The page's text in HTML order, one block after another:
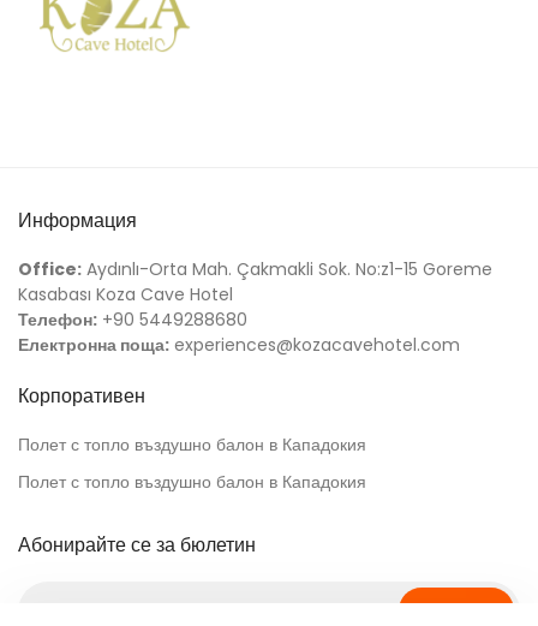
Информация
Office: Aydınlı-Orta Mah. Çakmakli Sok. No:z1-15 Goreme
Kasabası Koza Cave Hotel
Телефон: +90 5449288680
Електронна поща: experiences@kozacavehotel.com
Корпоративен
Полет с топло въздушно балон в Кападокия
Полет с топло въздушно балон в Кападокия
Абонирайте се за бюлетин
Абонирай се